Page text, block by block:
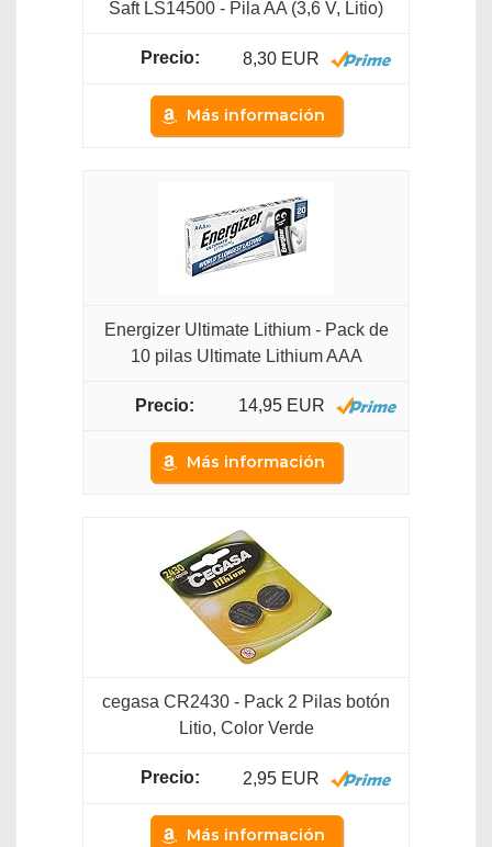
Saft LS14500 - Pila AA (3,6 V, Litio)
8,30 EUR
Más información
Energizer Ultimate Lithium - Pack de
10 pilas Ultimate Lithium AAA
14,95 EUR
Más información
cegasa CR2430 - Pack 2 Pilas botón
Litio, Color Verde
2,95 EUR
Más información